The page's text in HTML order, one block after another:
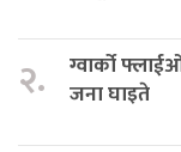
२.
ग्वार्को
जना घाइते